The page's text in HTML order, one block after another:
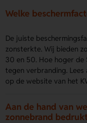
Welke
De juiste
zonsterkte. Wij bieden
30 en 50. Hoe hoger de
tegen verbranding. Lees
op de website van het
Aan de hand van
zonnebrand